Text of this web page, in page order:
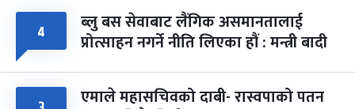
४ ब्लु बस सेवाबाट लैंगिक असमानतालाई
प्रोत्साहन नगर्ने नीति लिएका हौं : मन्त्री बादी
एमाले महासचिवको दाबी- रास्वपाको पतन